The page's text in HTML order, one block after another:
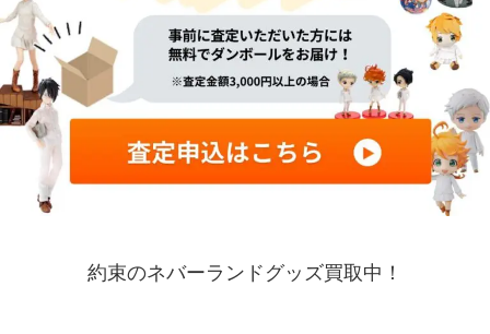
約束のネバーランドグッズ買取中！